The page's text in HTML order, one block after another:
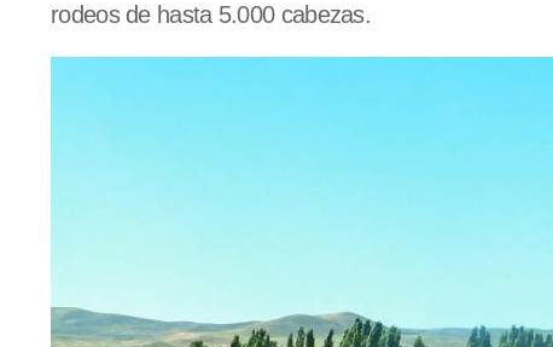
rodeos de hasta 5.000 cabezas.